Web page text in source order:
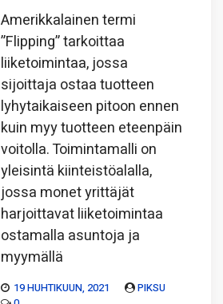
Amerikkalainen termi
”Flipping” tarkoittaa
liiketoimintaa, jossa
sijoittaja ostaa tuotteen
lyhytaikaiseen pitoon ennen
kuin myy tuotteen eteenpäin
voitolla. Toimintamalli on
yleisintä kiinteistöalalla,
jossa monet yrittäjät
harjoittavat liiketoimintaa
ostamalla asuntoja ja
myymällä
19 HUHTIKUUN, 2021
PIKSU